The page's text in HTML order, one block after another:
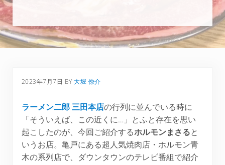
2023年7月7日 BY大堀 僚介
ラーメン二郎 三田本店の行列に並んでいる時に
「そういえば、この近くに…」とふと存在を思い
起こしたのが、今回ご紹介するホルモンまさると
いうお店。亀戸にある超人気焼肉店・ホルモン青
木の系列店で、ダウンタウンのテレビ番組で紹介